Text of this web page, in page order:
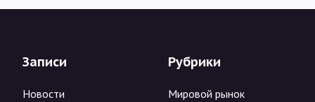
Записи
Новости
Рубрики
Мировой рынок